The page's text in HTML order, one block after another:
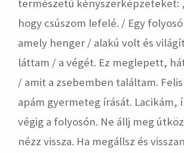
természetű kényszerképzeteket:
hogy csúszom lefelé. / Egy
amely henger / alakú volt és
láttam / a végét. Ez meglepett,
/ amit a zsebemben találtam.
apám gyermeteg írását. Lacikám,
végig a folyosón. Ne állj meg
nézz vissza. Ha megállsz és